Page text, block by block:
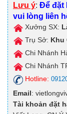
Lưu ý: Để đặt
vui lòng liên
Xưởng SX:
Trụ Sở: Khu
Chi Nhánh
Chi Nhánh
Hotline:
Email:
Tài khoản đặt